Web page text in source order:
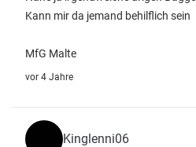
Kann mir da jemand behilflich sein
MfG Malte
vor 4 Jahre
Kinglenni06